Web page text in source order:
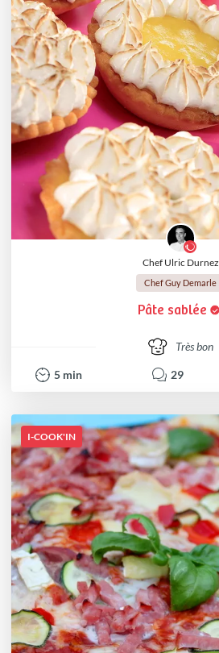
Chef Ulric Durnez
Chef Guy Demarle
Pâte sablée
Très bon
5 min 29
I-COOK'IN